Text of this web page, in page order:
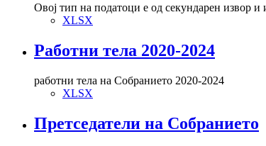
Овој тип на податоци е од секундарен извор и
XLSX
Работни тела 2020-2024
работни тела на Собранието 2020-2024
XLSX
Претседатели на Собранието